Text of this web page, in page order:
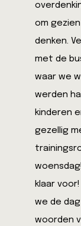
om
denken.
met de
waar we
werden
kinderen
gezellig
klaar
we de
woorden